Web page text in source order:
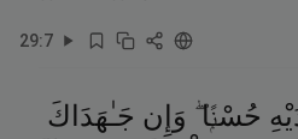
29:7
حُسْنًۭا ۖ وَإِن جَـٰهَدَاكَ